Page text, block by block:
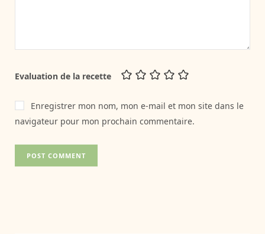
Evaluation de la recette
Enregistrer mon nom, mon e-mail et mon site dans le
navigateur pour mon prochain commentaire.